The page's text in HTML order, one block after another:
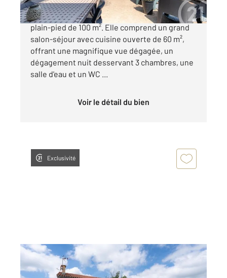
ALBI, venez découvrir cette superbe villa de
plain-pied de 100 m². Elle comprend un grand
salon-séjour avec cuisine ouverte de 60 m²,
offrant une magnifique vue dégagée, un
dégagement nuit desservant 3 chambres, une
salle d'eau et un WC ...
Voir le détail du bien
Exclusivité
ALBI 81
125 m
, 5 pièces